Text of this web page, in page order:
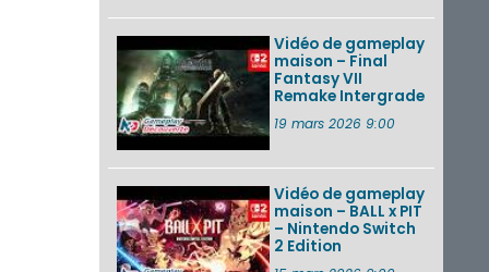
Vidéo de gameplay
maison – Final
Fantasy VII
Remake Intergrade
19 mars 2026 9:00
Vidéo de gameplay
maison – BALL x PIT
– Nintendo Switch
2 Edition